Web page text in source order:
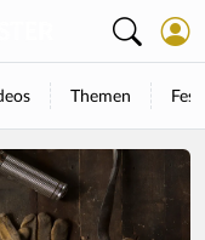
Themen